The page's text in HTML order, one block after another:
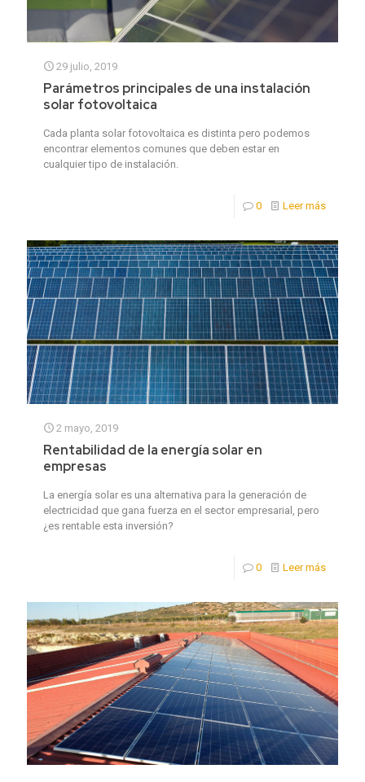
29 julio, 2019
Parámetros principales de una instalación
solar fotovoltaica
Cada planta solar fotovoltaica es distinta pero podemos
encontrar elementos comunes que deben estar en
cualquier tipo de instalación.
0 Leer más
2 mayo, 2019
Rentabilidad de la energía solar en
empresas
La energía solar es una alternativa para la generación de
electricidad que gana fuerza en el sector empresarial, pero
¿es rentable esta inversión?
0 Leer más